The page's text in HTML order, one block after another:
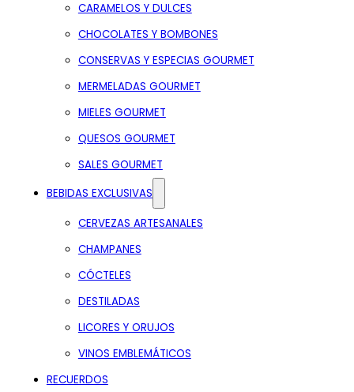
CARAMELOS Y DULCES
CHOCOLATES Y BOMBONES
CONSERVAS Y ESPECIAS GOURMET
MERMELADAS GOURMET
MIELES GOURMET
QUESOS GOURMET
SALES GOURMET
BEBIDAS EXCLUSIVAS
CERVEZAS ARTESANALES
CHAMPANES
CÓCTELES
DESTILADAS
LICORES Y ORUJOS
VINOS EMBLEMÁTICOS
RECUERDOS